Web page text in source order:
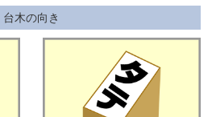
台木の向き